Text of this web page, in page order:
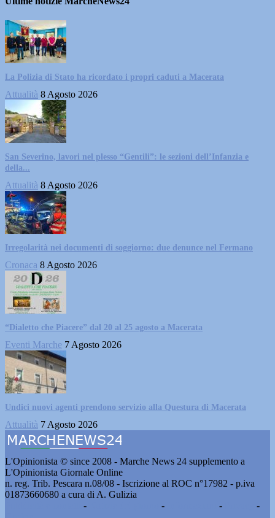
La Polizia di Stato ha ricordato i propri caduti a Macerata
Attualità 8 Agosto 2026
San Severino, lavori nel plesso “Gentili”: le sezioni dell’Infanzia e
della...
Attualità 8 Agosto 2026
Irregolarità nei documenti di soggiorno: due denunce nel Fermano
Cronaca 8 Agosto 2026
“Dialetto che Piacere” dal 20 al 25 agosto a Macerata
Eventi Marche 7 Agosto 2026
Undici nuovi agenti prendono servizio alla Questura di Macerata
Attualità 7 Agosto 2026
L'Opinionista © since 2008 - Marche News 24 supplemento a
L'Opinionista Giornale Online
n. reg. Trib. Pescara n.08/08 - Iscrizione al ROC n°17982 - p.iva
01873660680 a cura di A. Gulizia
- - -
-